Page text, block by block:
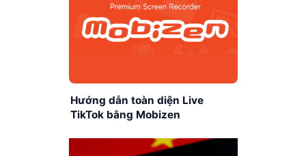
Hướng dẫn toàn diện Live
TikTok bằng Mobizen